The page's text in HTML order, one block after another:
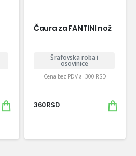
Čaura za FANTINI nož
Šrafovska roba i
osovinice
Cena bez PDV-a: 300 RSD
360RSD